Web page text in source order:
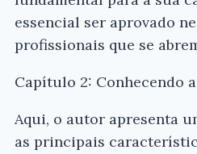
essencial ser aprovado
profissionais que se
Capítulo 2: Conhecendo
Aqui, o autor apresenta
as principais